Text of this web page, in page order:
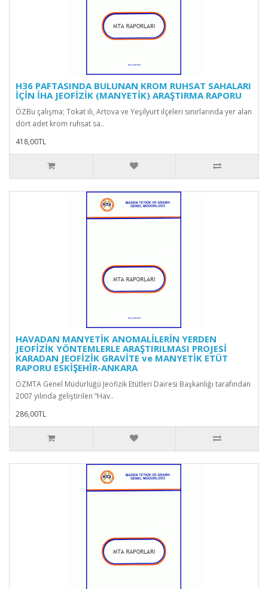
H36 PAFTASINDA BULUNAN KROM RUHSAT SAHALARI
İÇİN İHA JEOFİZİK (MANYETİK) ARAŞTIRMA RAPORU
ÖZBu çalışma; Tokat ili, Artova ve Yeşilyurt ilçeleri sınırlarında yer alan
dört adet krom ruhsat sa..
418,00TL
HAVADAN MANYETİK ANOMALİLERİN YERDEN
JEOFİZİK YÖNTEMLERLE ARAŞTIRILMASI PROJESİ
KARADAN JEOFİZİK GRAVİTE ve MANYETİK ETÜT
RAPORU ESKİŞEHİR-ANKARA
ÖZMTA Genel Müdürlüğü Jeofizik Etütleri Dairesi Başkanlığı tarafından
2007 yılında geliştirilen “Hav..
286,00TL